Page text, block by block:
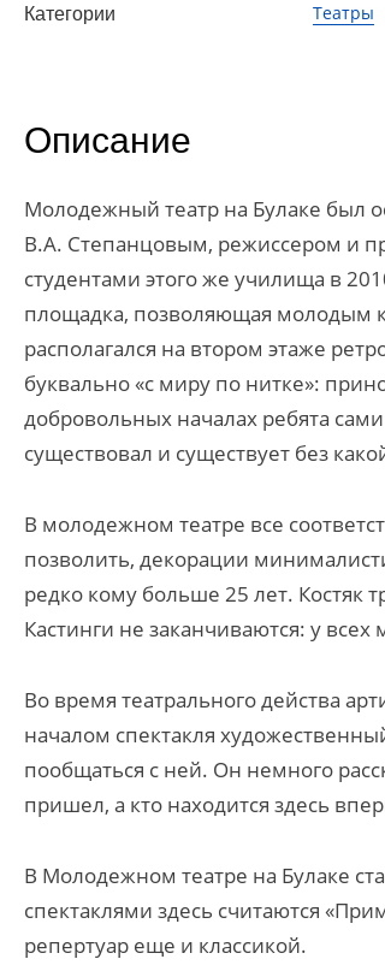
Категории Театры
Описание
Молодежный театр на Булаке был
В.А. Степанцовым, режиссером и
студентами этого же училища в
площадка, позволяющая молодым
располагался на втором этаже
буквально «с миру по нитке»:
добровольных началах ребята
существовал и существует без
В молодежном театре все
позволить, декорации
редко кому больше 25 лет. Костяк
Кастинги не заканчиваются: у
Во время театрального действа
началом спектакля
пообщаться с ней. Он немного
пришел, а кто находится здесь
В Молодежном театре на Булаке
спектаклями здесь считаются
репертуар еще и классикой.